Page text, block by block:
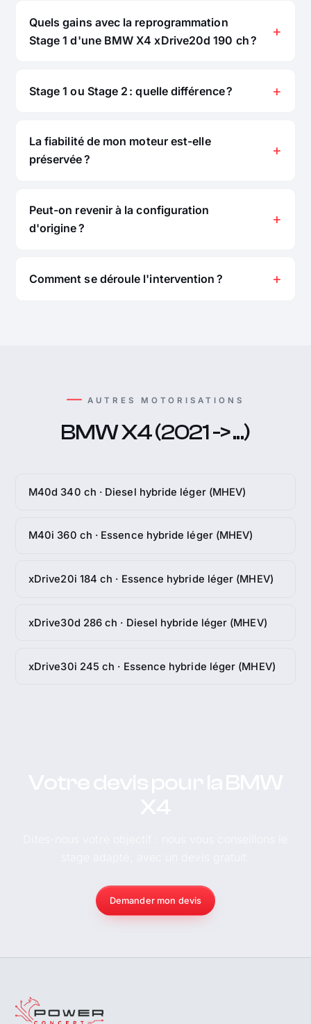
Quels gains avec la reprogrammation
Stage 1 d'une BMW X4 xDrive20d 190 ch ?
Stage 1 ou Stage 2 : quelle différence ?
La fiabilité de mon moteur est-elle
préservée ?
Peut-on revenir à la configuration
d'origine ?
Comment se déroule l'intervention ?
AUTRES MOTORISATIONS
BMW X4 (2021 -> ...)
M40d 340 ch · Diesel hybride léger (MHEV)
M40i 360 ch · Essence hybride léger (MHEV)
xDrive20i 184 ch · Essence hybride léger (MHEV)
xDrive30d 286 ch · Diesel hybride léger (MHEV)
xDrive30i 245 ch · Essence hybride léger (MHEV)
Demander mon devis